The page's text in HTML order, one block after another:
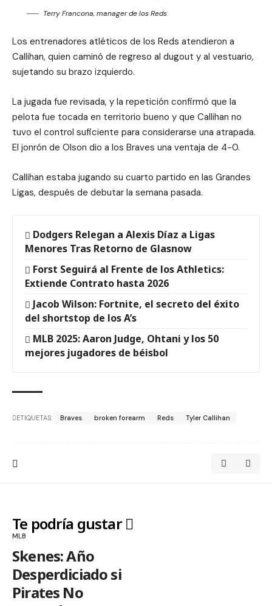
Terry Francona, manager de los Reds
Los entrenadores atléticos de los Reds atendieron a
Callihan, quien caminó de regreso al dugout y al vestuario,
sujetando su brazo izquierdo.
La jugada fue revisada, y la repetición confirmó que la
pelota fue tocada en territorio bueno y que Callihan no
tuvo el control suficiente para considerarse una atrapada.
El jonrón de Olson dio a los Braves una ventaja de 4-0.
Callihan estaba jugando su cuarto partido en las Grandes
Ligas, después de debutar la semana pasada.
Dodgers Relegan a Alexis Díaz a Ligas
Menores Tras Retorno de Glasnow
Forst Seguirá al Frente de los Athletics:
Extiende Contrato hasta 2026
Jacob Wilson: Fortnite, el secreto del éxito
del shortstop de los A’s
MLB 2025: Aaron Judge, Ohtani y los 50
mejores jugadores de béisbol
ETIQUETAS: Braves broken forearm Reds Tyler Callihan
Te podría gustar
MLB
Skenes: Año
Desperdiciado si
Pirates No